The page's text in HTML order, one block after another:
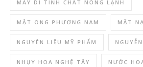
MÁY DI TINH CHẤT NÓNG LẠNH
MẬT ONG PHƯƠNG NAM MẶT NẠ
NGUYÊN LIỆU MỸ PHẨM
NHỤY HOA NGHỆ TÂY NƯỚC